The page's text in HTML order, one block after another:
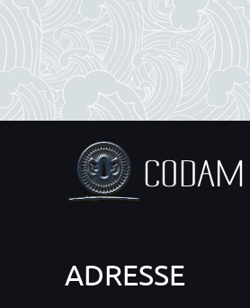
ADRESSE